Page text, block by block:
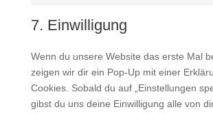
7. Einwilligung
Wenn du unsere Website das erste Mal
zeigen wir dir ein Pop-Up mit einer
Cookies. Sobald du auf „Einstellungen
gibst du uns deine Einwilligung alle von